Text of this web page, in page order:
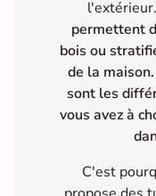
l'extérieur.
permettent
bois ou
de la
sont les
vous avez à
C'est